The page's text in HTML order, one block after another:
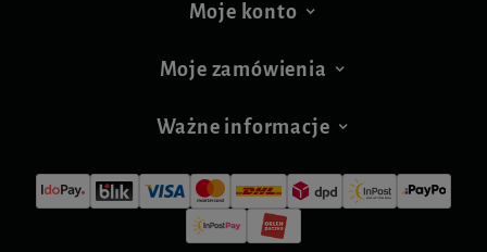
Moje konto
Moje zamówienia
Ważne informacje